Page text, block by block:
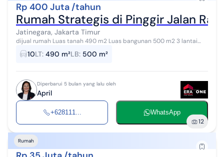
Rp 400 Juta /tahun
Rumah Strategis di Pinggir Jalan
Jatinegara, Jakarta Timur
dijual rumah Luas tanah 490 m2 Luas bangunan 500 m2 3 lantai
Hadap barat Garasi 10 mobil Bisa untuk kantor, showroom atau toko
Harga sewa 400 jt/...
10LT: 490 m²LB: 500 m²
Diperbarui 5 bulan yang lalu oleh
April
+628111... WhatsApp
12
Rumah